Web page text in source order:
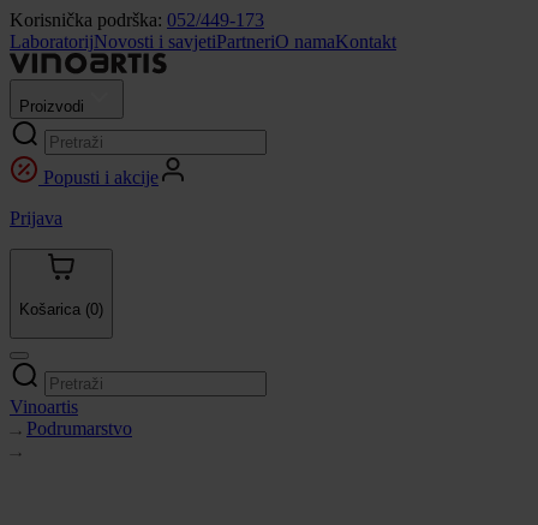
Korisnička podrška: 052/449-173
LaboratorijNovosti i savjetiPartneriO namaKontakt
Proizvodi
Popusti i akcije
Prijava
Košarica (0)
Vinoartis
Podrumarstvo